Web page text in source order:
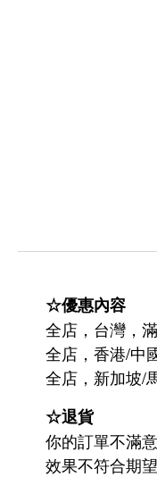
☆優惠內容
全店，台灣，
全店，香港/中
全店，新加坡/
☆退貨
你的訂單不滿
效果不符合期